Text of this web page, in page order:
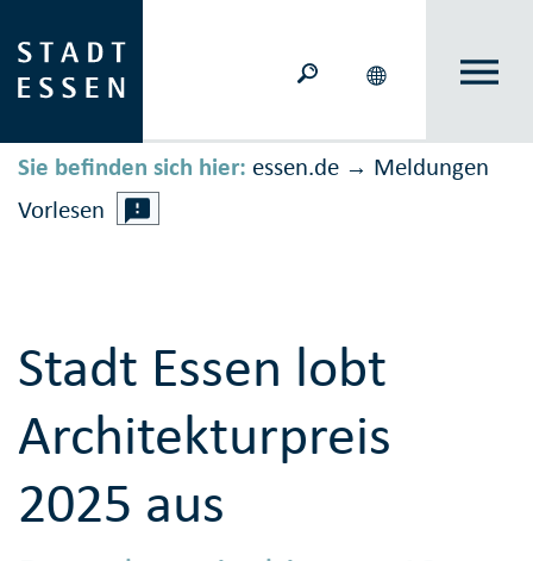
Sie befinden sich hier: essen.de → Meldungen
Vorlesen
Stadt Essen lobt
Architekturpreis
2025 aus